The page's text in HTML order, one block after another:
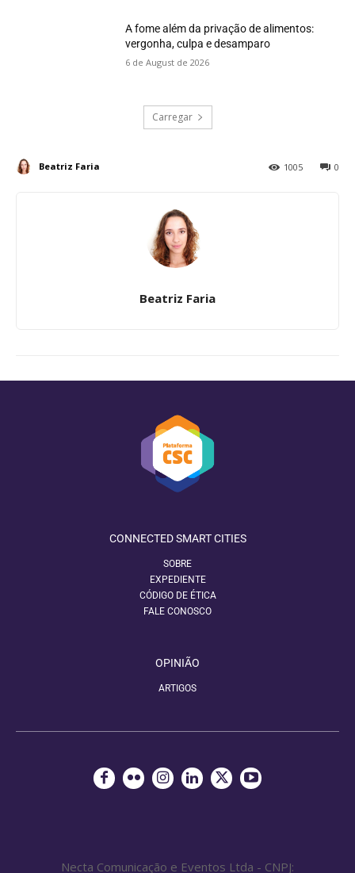
A fome além da privação de alimentos:
vergonha, culpa e desamparo
6 de August de 2026
Carregar
Beatriz Faria 0
1005
Beatriz Faria
CONNECTED SMART CITIES
SOBRE
EXPEDIENTE
CÓDIGO DE ÉTICA
FALE CONOSCO
OPINIÃO
ARTIGOS
Necta Comunicação e Eventos Ltda - CNPJ: